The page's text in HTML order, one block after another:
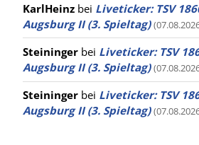
KarlHeinz bei Liveticker: TSV
Augsburg II (3. Spieltag)
Steininger bei Liveticker: TSV
Augsburg II (3. Spieltag)
Steininger bei Liveticker: TSV
Augsburg II (3. Spieltag)